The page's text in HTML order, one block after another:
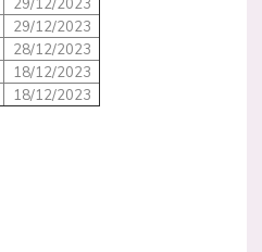
29/12/2023
28/12/2023
18/12/2023
18/12/2023